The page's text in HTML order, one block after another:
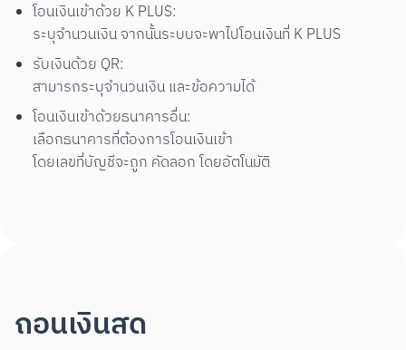
โอนเงินเข้าด้วย K PLUS:
ระบุจำนวนเงิน จากนั้นระบบจะพาไปโอนเงินที่ K PLUS
รับเงินด้วย QR:
สามารถระบุจำนวนเงิน และข้อความได้
โอนเงินเข้าด้วยธนาคารอื่น:
เลือกธนาคารที่ต้องการโอนเงินเข้า
โดยเลขที่บัญชีจะถูก คัดลอก โดยอัตโนมัติ
ถอนเงินสด